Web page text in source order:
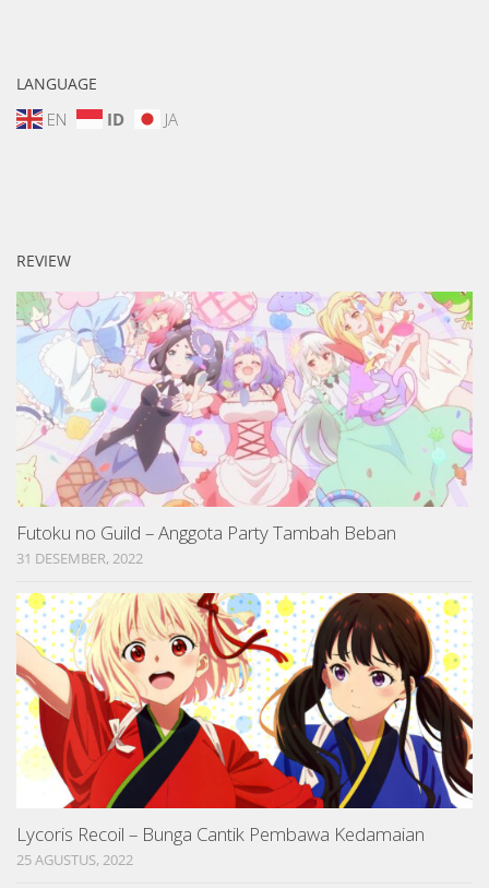
LANGUAGE
EN ID JA
REVIEW
Futoku no Guild – Anggota Party Tambah Beban
31 DESEMBER, 2022
Lycoris Recoil – Bunga Cantik Pembawa Kedamaian
25 AGUSTUS, 2022